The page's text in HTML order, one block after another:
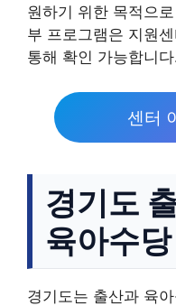
원하기 위한 목적으
부 프로그램은 지원
통해 확인 가능합니
센터
경기도
육아수
경기도는 출산과 육